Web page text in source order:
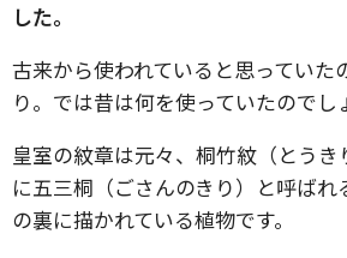
した。
古来から使われていると思っていた
り。では昔は何を使っていたのでし
皇室の紋章は元々、桐竹紋（とう
に五三桐（ごさんのきり）と呼ばれ
の裏に描かれている植物です。